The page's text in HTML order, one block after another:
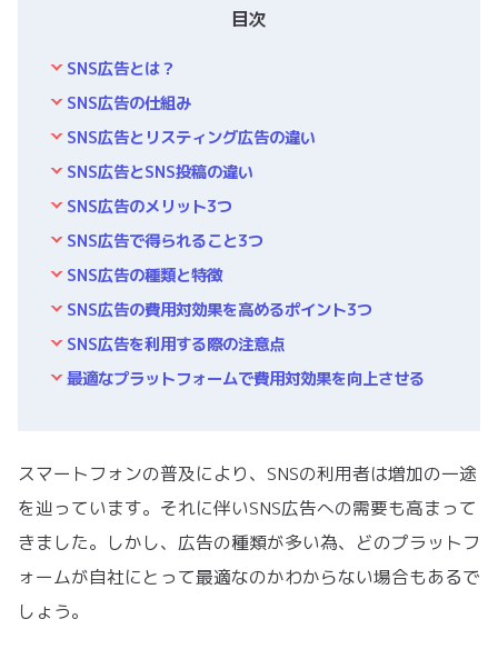
目次
SNS広告とは？
SNS広告の仕組み
SNS広告とリスティング広告の違い
SNS広告とSNS投稿の違い
SNS広告のメリット3つ
SNS広告で得られること3つ
SNS広告の種類と特徴
SNS広告の費用対効果を高めるポイント3つ
SNS広告を利用する際の注意点
最適なプラットフォームで費用対効果を向上させる
スマートフォンの普及により、SNSの利用者は増加の一途
を辿っています。それに伴いSNS広告への需要も高まって
きました。しかし、広告の種類が多い為、どのプラットフ
ォームが自社にとって最適なのかわからない場合もあるで
しょう。